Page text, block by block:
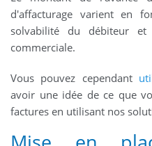
d'affacturage varient en
solvabilité du débiteur
commerciale.
Vous pouvez cependant
avoir une idée de ce que
factures en utilisant nos